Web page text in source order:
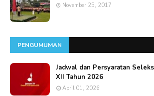
November 25, 2017
PENGUMUMAN
Jadwal dan Persyaratan
XII Tahun 2026
April 01, 2026